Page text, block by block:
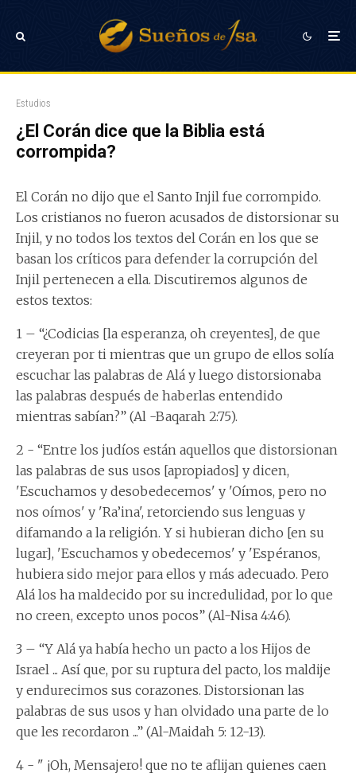
Estudios
¿El Corán dice que la Biblia está
corrompida?
El Corán no dijo que el Santo Injil fue corrompido.
Los cristianos no fueron acusados de distorsionar su
Injil, y no todos los textos del Corán en los que se
basan los críticos para defender la corrupción del
Injil pertenecen a ella. Discutiremos algunos de
estos textos:
1 – “¿Codicias [la esperanza, oh creyentes], de que
creyeran por ti mientras que un grupo de ellos solía
escuchar las palabras de Alá y luego distorsionaba
las palabras después de haberlas entendido
mientras sabían?” (Al -Baqarah 2:75).
2 - “Entre los judíos están aquellos que distorsionan
las palabras de sus usos [apropiados] y dicen,
'Escuchamos y desobedecemos' y 'Oímos, pero no
nos oímos' y 'Ra’ina', retorciendo sus lenguas y
difamando a la religión. Y si hubieran dicho [en su
lugar], 'Escuchamos y obedecemos' y 'Espéranos,
hubiera sido mejor para ellos y más adecuado. Pero
Alá los ha maldecido por su incredulidad, por lo que
no creen, excepto unos pocos” (Al-Nisa 4:46).
3 – “Y Alá ya había hecho un pacto a los Hijos de
Israel ... Así que, por su ruptura del pacto, los maldije
y endurecimos sus corazones. Distorsionan las
palabras de sus usos y han olvidado una parte de lo
que les recordaron ...” (Al-Maidah 5: 12-13).
4 - " ¡Oh, Mensajero! que no te aflijan quienes caen